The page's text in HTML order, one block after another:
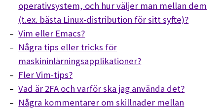
operativsystem, och hur väljer man mellan dem
(t.ex. bästa Linux-distribution för sitt syfte)?
Vim eller Emacs?
Några tips eller tricks för
maskininlärningsapplikationer?
Fler Vim-tips?
Vad är 2FA och varför ska jag använda det?
Några kommentarer om skillnader mellan